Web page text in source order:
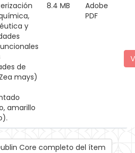
y
de
mays)
amarillo
8.4 MB
Adobe
PDF
Core completo del ítem